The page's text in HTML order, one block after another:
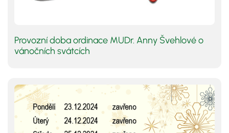
Provozní doba ordinace MUDr. Anny Švehlové o
vánočních svátcích